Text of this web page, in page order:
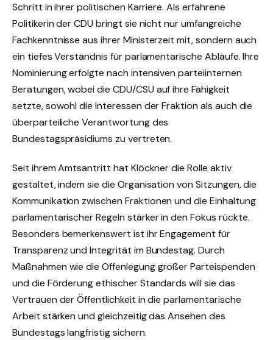
Schritt in ihrer politischen Karriere. Als erfahrene
Politikerin der CDU bringt sie nicht nur umfangreiche
Fachkenntnisse aus ihrer Ministerzeit mit, sondern auch
ein tiefes Verständnis für parlamentarische Abläufe. Ihre
Nominierung erfolgte nach intensiven parteiinternen
Beratungen, wobei die CDU/CSU auf ihre Fähigkeit
setzte, sowohl die Interessen der Fraktion als auch die
überparteiliche Verantwortung des
Bundestagspräsidiums zu vertreten.
Seit ihrem Amtsantritt hat Klöckner die Rolle aktiv
gestaltet, indem sie die Organisation von Sitzungen, die
Kommunikation zwischen Fraktionen und die Einhaltung
parlamentarischer Regeln stärker in den Fokus rückte.
Besonders bemerkenswert ist ihr Engagement für
Transparenz und Integrität im Bundestag. Durch
Maßnahmen wie die Offenlegung großer Parteispenden
und die Förderung ethischer Standards will sie das
Vertrauen der Öffentlichkeit in die parlamentarische
Arbeit stärken und gleichzeitig das Ansehen des
Bundestags langfristig sichern.